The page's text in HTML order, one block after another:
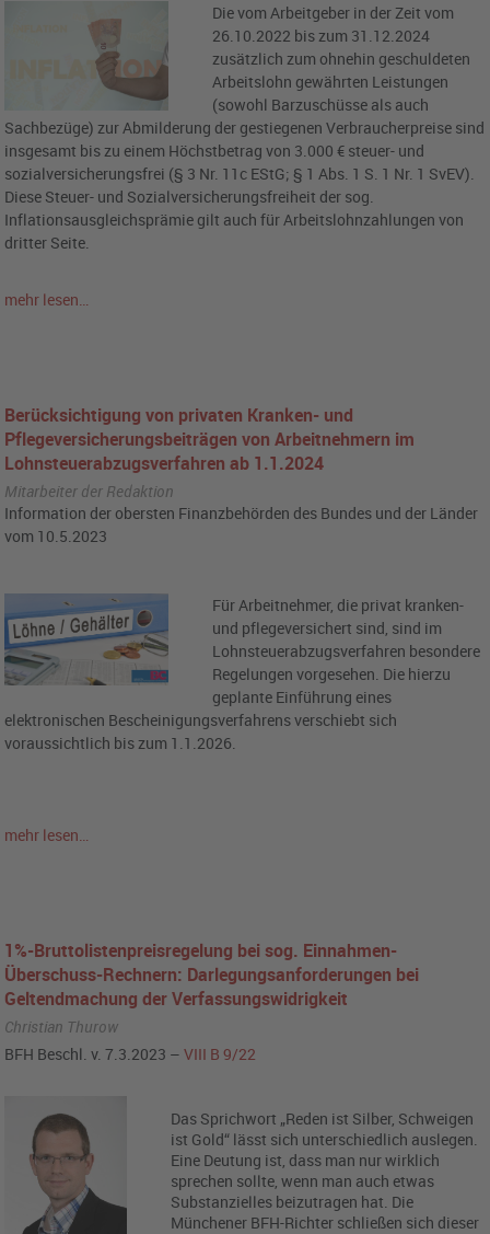
Die vom Arbeitgeber in der Zeit vom
26.10.2022 bis zum 31.12.2024
zusätzlich zum ohnehin geschuldeten
Arbeitslohn gewährten Leistungen
(sowohl Barzuschüsse als auch
Sachbezüge) zur Abmilderung der gestiegenen Verbraucherpreise sind
insgesamt bis zu einem Höchstbetrag von 3.000 € steuer- und
sozialversicherungsfrei (§ 3 Nr. 11c EStG; § 1 Abs. 1 S. 1 Nr. 1 SvEV).
Diese Steuer- und Sozialversicherungsfreiheit der sog.
Inflationsausgleichsprämie gilt auch für Arbeitslohnzahlungen von
dritter Seite.
mehr lesen…
Berücksichtigung von privaten Kranken- und
Pflegeversicherungsbeiträgen von Arbeitnehmern im
Lohnsteuerabzugsverfahren ab 1.1.2024
Mitarbeiter der Redaktion
Information der obersten Finanzbehörden des Bundes und der Länder
vom 10.5.2023
Für Arbeitnehmer, die privat kranken-
und pflegeversichert sind, sind im
Lohnsteuerabzugsverfahren besondere
Regelungen vorgesehen. Die hierzu
geplante Einführung eines
elektronischen Bescheinigungsverfahrens verschiebt sich
voraussichtlich bis zum 1.1.2026.
mehr lesen…
1%-Bruttolistenpreisregelung bei sog. Einnahmen-
Überschuss-Rechnern: Darlegungsanforderungen bei
Geltendmachung der Verfassungswidrigkeit
Christian Thurow
BFH Beschl. v. 7.3.2023 –VIII B 9/22
Das Sprichwort „Reden ist Silber, Schweigen
ist Gold“ lässt sich unterschiedlich auslegen.
Eine Deutung ist, dass man nur wirklich
sprechen sollte, wenn man auch etwas
Substanzielles beizutragen hat. Die
Münchener BFH-Richter schließen sich dieser